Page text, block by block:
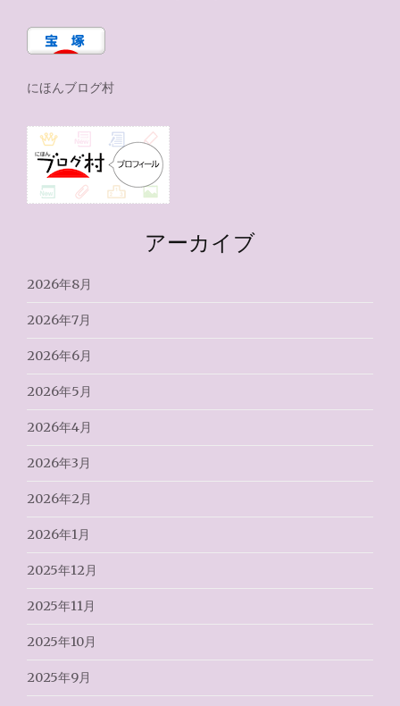
にほんブログ村
アーカイブ
2026年8月
2026年7月
2026年6月
2026年5月
2026年4月
2026年3月
2026年2月
2026年1月
2025年12月
2025年11月
2025年10月
2025年9月